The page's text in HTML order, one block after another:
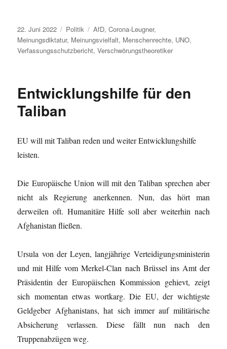
Veröffentlicht
am
22. Juni 2022 Kategorien
Politik Schlagwörter
AfD,Corona-Leugner,
Meinungsdiktatur, Meinungsvielfalt, Menschenrechte, UNO,
Verfassungsschutzbericht,Verschwörungstheoretiker
Entwicklungshilfe für den
Taliban
EU will mit Taliban reden und weiter Entwicklungshilfe
leisten.
Die Europäische Union will mit den Taliban sprechen aber
nicht als Regierung anerkennen. Nun, das hört man
derweilen oft. Humanitäre Hilfe soll aber weiterhin nach
Afghanistan fließen.
Ursula von der Leyen, langjährige Verteidigungsministerin
und mit Hilfe vom Merkel-Clan nach Brüssel ins Amt der
Präsidentin der Europäischen Kommission gehievt, zeigt
sich momentan etwas wortkarg. Die EU, der wichtigste
Geldgeber Afghanistans, hat sich immer auf militärische
Absicherung verlassen. Diese fällt nun nach den
Truppenabzügen weg.